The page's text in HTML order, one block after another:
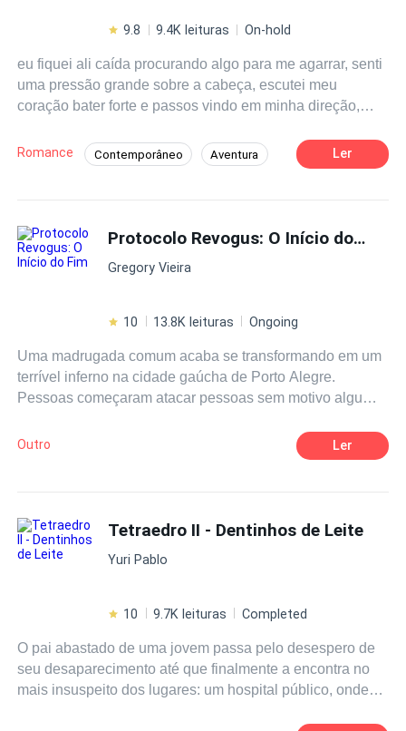
9.8 9.4K leituras On-hold
eu fiquei ali caída procurando algo para me agarrar, senti
uma pressão grande sobre a cabeça, escutei meu
coração bater forte e passos vindo em minha direção,
distante, sinto um peso sob meus olhos, e só o que
sobrou foi um imenso silêncio.
Romance Contemporâneo Aventura Ler
Protocolo Revogus: O Início do Fim
Gregory Vieira
10 13.8K leituras Ongoing
Uma madrugada comum acaba se transformando em um
terrível inferno na cidade gaúcha de Porto Alegre.
Pessoas começaram atacar pessoas sem motivo algum,
pelo caos. A trama acompanhará de maneira simultânea
as jornadas de Fred, Heitor, Martin e Carol, que
e mistérios, suas escolhas e decisões colocarão em
xeque a racionalidade humana e a que ponto o humano
pode chegar para sobreviver. No início do fim, não existe
Outro Ler
Tetraedro II - Dentinhos de Leite
Yuri Pablo
10 9.7K leituras Completed
O pai abastado de uma jovem passa pelo desespero de
seu desaparecimento até que finalmente a encontra no
mais insuspeito dos lugares: um hospital público, onde